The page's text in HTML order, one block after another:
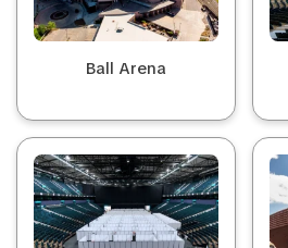
Ball Arena